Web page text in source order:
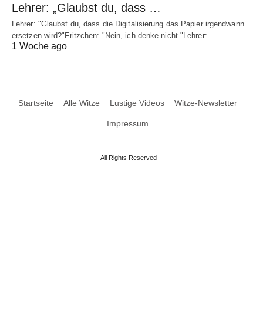
Lehrer: „Glaubst du, dass …
Lehrer: "Glaubst du, dass die Digitalisierung das Papier irgendwann
ersetzen wird?"Fritzchen: "Nein, ich denke nicht."Lehrer:…
1 Woche ago
Startseite Alle Witze Lustige Videos Witze-Newsletter
Impressum
All Rights Reserved